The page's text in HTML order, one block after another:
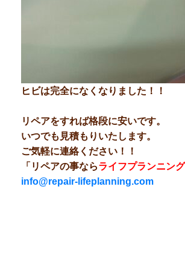
ヒビは完全になくなりました！！
リペアをすれば格段に安いです。
いつでも見積もりいたします。
ご気軽に連絡ください！！
「リペアの事ならライフプランニング
info@repair-lifeplanning.com